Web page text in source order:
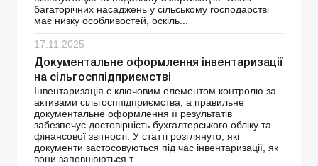
багаторічних насаджень у сільському господарстві
має низку особливостей, оскіль...
17.11.2025
Документальне оформлення інвентаризації
на сільгосппідприємстві
Інвентаризація є ключовим елементом контролю за
активами сільгосппідприємства, а правильне
документальне оформлення її результатів
забезпечує достовірність бухгалтерського обліку та
фінансової звітності. У статті розглянуто, які
документи застосовуються під час інвентаризації, як
вони заповнюються т...